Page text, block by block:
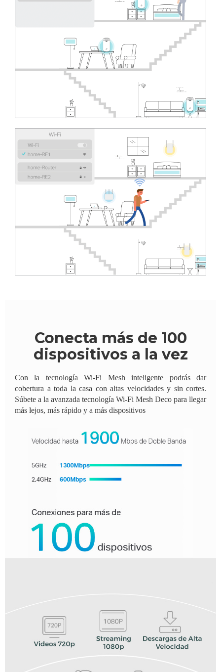
Conecta más de 100
dispositivos a la vez
Con la tecnología Wi-Fi Mesh inteligente podrás dar
cobertura a toda la casa con altas velocidades y sin cortes.
Súbete a la avanzada tecnología Wi-Fi Mesh Deco para llegar
más lejos, más rápido y a más dispositivos